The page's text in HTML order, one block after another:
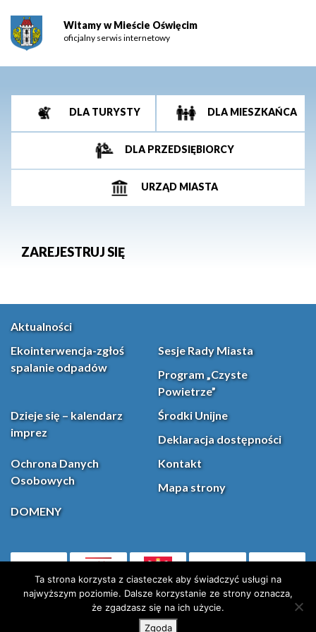
Witamy w Mieście Oświęcim
oficjalny serwis internetowy
DLA TURYSTY DLA MIESZKAŃCA
DLA PRZEDSIĘBIORCY
URZĄD MIASTA
ZAREJESTRUJ SIĘ
Aktualności
Ekointerwencja-zgłoś
spalanie odpadów
Sesje Rady Miasta
Program „Czyste
Powietrze”
Dzieje się – kalendarz
imprez
Środki Unijne
Deklaracja dostępności
Ochrona Danych
Osobowych
Kontakt
Mapa strony
DOMENY
(otwiera się w nowej karcie)Facebook
X (Twitter)
Ta strona korzysta z ciasteczek aby świadczyć usługi na
najwyższym poziomie. Dalsze korzystanie ze strony oznacza,
że zgadzasz się na ich użycie.
Zgoda